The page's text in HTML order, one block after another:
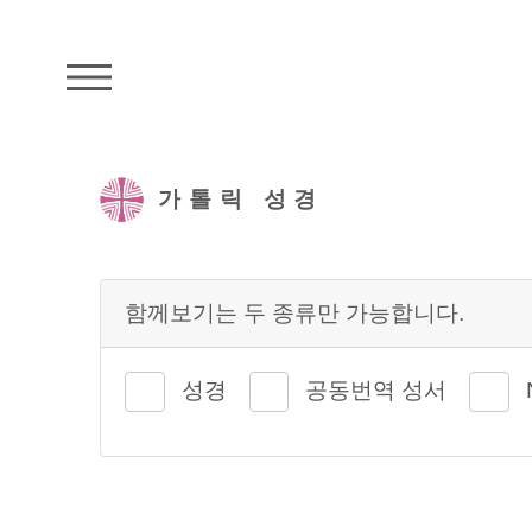
가톨릭 성경
함께보기는 두 종류만 가능합니다.
성경 공동번역 성서